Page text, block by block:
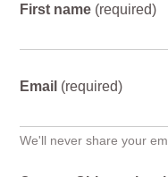
First name (required)
Email (required)
We'll never share your